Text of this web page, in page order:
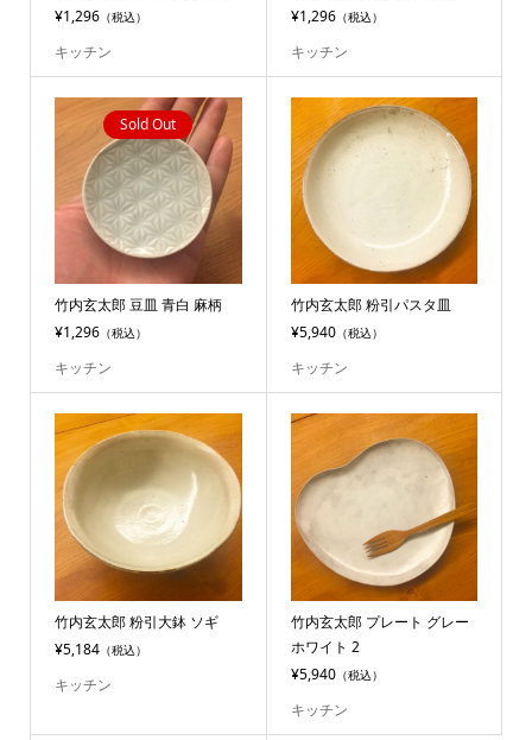
¥1,296（税込）
キッチン
¥1,296（税込）
キッチン
Sold Out
竹内玄太郎 豆皿 青白 麻柄
¥1,296（税込）
キッチン
竹内玄太郎 粉引パスタ皿
¥5,940（税込）
キッチン
竹内玄太郎 粉引大鉢 ソギ
¥5,184（税込）
キッチン
竹内玄太郎 プレート グレー
ホワイト 2
¥5,940（税込）
キッチン